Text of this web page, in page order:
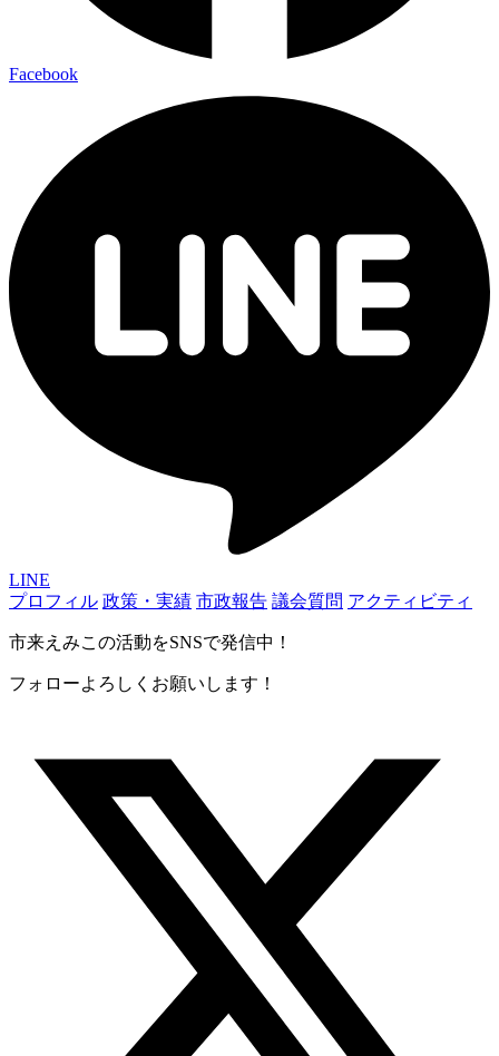
Facebook
LINE
プロフィル 政策・実績 市政報告 議会質問 アクティビティ
市来えみこの活動をSNSで発信中！
フォローよろしくお願いします！